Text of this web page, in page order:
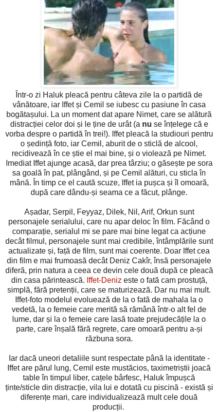
Într-o zi Haluk pleacă pentru câteva zile la o partidă de
vânătoare, iar Iffet și Cemil se iubesc cu pasiune în casa
bogătașului. La un moment dat apare Nimet, care se alătură
distracției celor doi și le ține de urât (a nu se înțelege că e
vorba despre o partidă în trei!). Iffet pleacă la studiouri pentru
o ședință foto, iar Cemil, aburit de o sticlă de alcool,
recidivează în ce știe el mai bine, și o violează pe Nimet.
Imediat Iffet ajunge acasă, dar prea târziu; o găsește pe sora
sa goală în pat, plângând, și pe Cemil alături, cu sticla în
mână. În timp ce el caută scuze, Iffet ia pușca și îl omoară,
după care dându-și seama ce a făcut, plânge.
Așadar, Serpil, Feyyaz, Dilek, Nil, Arif, Orkun sunt
personajele serialului, care nu apar deloc în film. Făcând o
comparație, serialul mi se pare mai bine legat ca acțiune
decât filmul, personajele sunt mai credibile, întâmplările sunt
actualizate și, față de film, sunt mai coerente. Doar Iffet cea
din film e mai frumoasă decât Deniz Cakîr, însă personajele
diferă, prin natura a ceea ce devin cele două după ce pleacă
din casa părintească. Iffet-Deniz este o fată cam prostuță,
simplă, fără pretenții, care se maturizează. Dar nu mai mult.
Iffet-foto modelul evoluează de la o fată de mahala la o
vedetă, la o femeie care merită să rămână într-o alt fel de
lume, dar și la o femeie care lasă toate prejudecățile la o
parte, care înșală fără regrete, care omoară pentru a-și
răzbuna sora.
Iar dacă uneori detaliile sunt respectate până la identitate -
Iffet are părul lung, Cemil este mustăcios, taximetriștii joacă
table în timpul liber, cațele bârfesc, Haluk împușcă
ținte/sticle din distracție, vila lui e dotată cu piscină - există și
diferențe mari, care individualizează mult cele două
producții.